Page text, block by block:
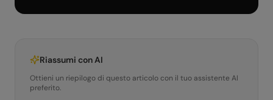
Riassumi con AI
Ottieni un riepilogo di questo articolo con il tuo assistente AI
preferito.